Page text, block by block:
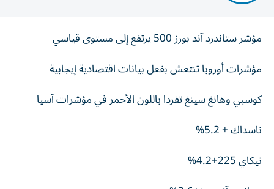
مؤشر ستاندرد آند بورز 500 يرتفع إلى مستوى قياسي
مؤشرات أوروبا تنتعش بفعل بيانات اقتصادية إيجابية
كوسبي وهانغ سينغ تفردا باللون الأحمر في مؤشرات آسيا
ناسداك + 5.2%
نيكاي 225+4.2%